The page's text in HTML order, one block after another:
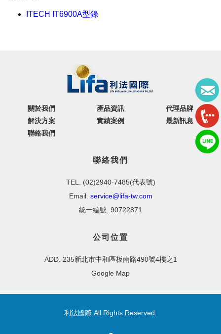
ITECH IT6900A型錄
關於我們 產品資訊
代理品牌
解決方案
實績案例
最新訊息
聯絡我們
聯絡我們
TEL. (02)2940-7485(代表號)
Email. service@lifa-tw.com
統一編號. 90722871
公司位置
ADD. 235新北市中和區板南路490號4樓之1
Google Map
利法國際 All Rights Reserved.